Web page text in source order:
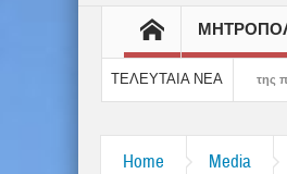
ΤΕΛΕΥΤΑΙΑ ΝΕΑ
ο τόπος της πίστεως, της παράδοσης και της
Home Media